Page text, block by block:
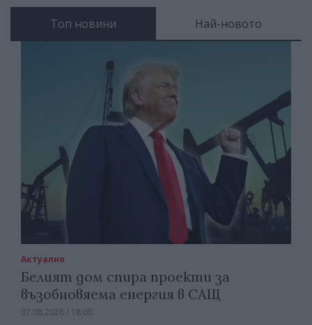
Топ новини Най-новото
Актуално
Белият дом спира проекти за
възобновяема енергия в САЩ
07.08.2026 / 18:00